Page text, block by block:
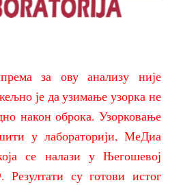
за ову анализу није
је да узимање узорка не
након оброка. Узорковање
у лабораторији, МеДиа
се налази у Његошевој
Резултати су готови истог